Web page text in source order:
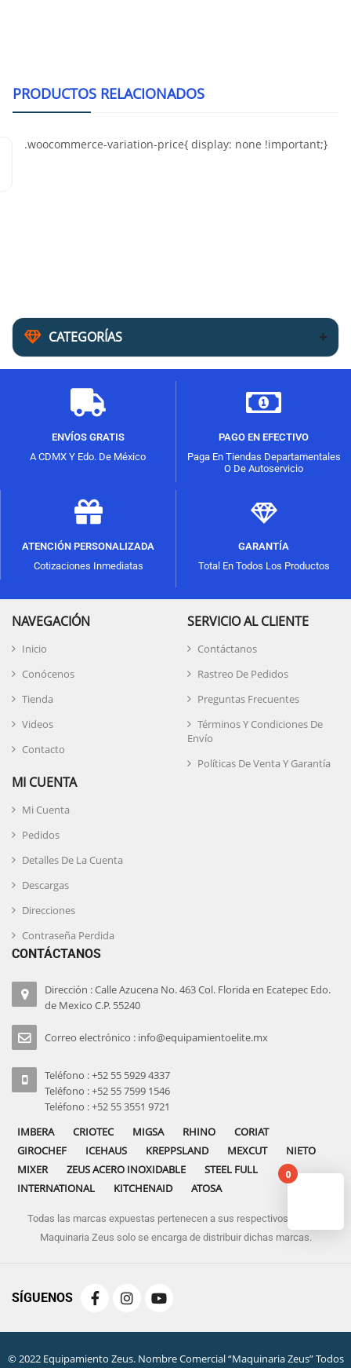
CATEGORÍAS
PRODUCTOS RELACIONADOS
ENVÍOS GRATIS
A CDMX Y Edo. De México
PAGO EN EFECTIVO
Paga En Tiendas Departamentales
O De Autoservicio
ATENCIÓN PERSONALIZADA
Cotizaciones Inmediatas
GARANTÍA
Total En Todos Los Productos
NAVEGACIÓN
Inicio
Conócenos
Tienda
Videos
Contacto
SERVICIO AL CLIENTE
Contáctanos
Rastreo De Pedidos
Preguntas Frecuentes
Términos Y Condiciones De
Envío
Políticas De Venta Y Garantía
MI CUENTA
Mi Cuenta
Pedidos
Detalles De La Cuenta
Descargas
Direcciones
Contraseña Perdida
CONTÁCTANOS
Dirección : Calle Azucena No. 463 Col. Florida en Ecatepec Edo.
de Mexico C.P. 55240
Correo electrónico : info@equipamientoelite.mx
Teléfono : +52 55 5929 4337
Teléfono : +52 55 7599 1546
Teléfono : +52 55 3551 9721
IMBERA
CRIOTEC MIGSA RHINO
CORIAT
GIROCHEF
ICEHAUS KREPPSLAND MEXCUT
NIETO
MIXER
ZEUS ACERO INOXIDABLE
STEEL FULL
INTERNATIONAL
KITCHENAID ATOSA
Todas las marcas expuestas pertenecen a sus respectivos dueños
Maquinaria Zeus solo se encarga de distribuir dichas marcas.
SÍGUENOS
© 2022 Equipamiento Zeus. Nombre Comercial “Maquinaria Zeus” Todos
0